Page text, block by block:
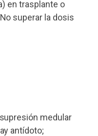
en trasplante o
superar la dosis
medular
antídoto;